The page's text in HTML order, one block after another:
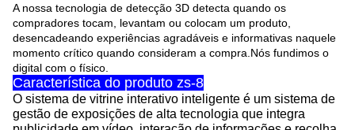
A nossa tecnologia de detecção 3D detecta quando os
compradores tocam, levantam ou colocam um produto,
desencadeando experiências agradáveis e informativas naquele
momento crítico quando consideram a compra.Nós fundimos o
digital com o físico.
Característica do produto zs-8
O sistema de vitrine interativo inteligente é um sistema de
gestão de exposições de alta tecnologia que integra